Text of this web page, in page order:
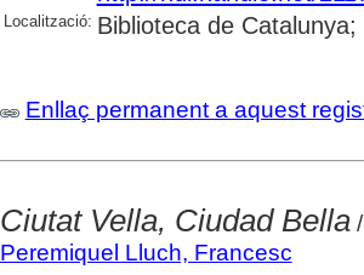
Localització: Biblioteca de
Enllaç permanent a aquest
Ciutat Vella, Ciudad Bella/
Peremiquel Lluch, Francesc